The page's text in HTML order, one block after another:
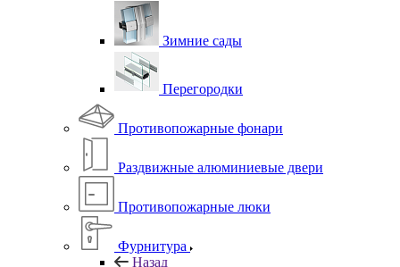
Зимние сады
Перегородки
Противопожарные фонари
Раздвижные алюминиевые двери
Противопожарные люки
Фурнитура
Назад